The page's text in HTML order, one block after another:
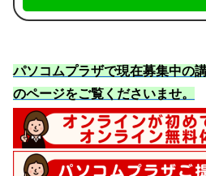
パソコムプラザで現在募集中の
のページをご覧くださいませ。